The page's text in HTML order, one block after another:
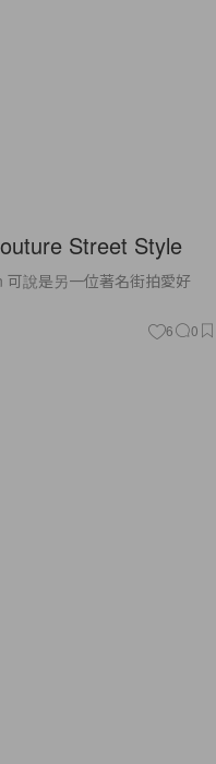
Street Style
說是另一位著名街拍愛好
6 0